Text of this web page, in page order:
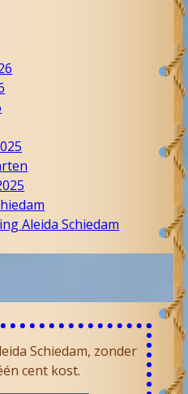
Aleida Schiedam
Schiedam, zonder
cent kost.